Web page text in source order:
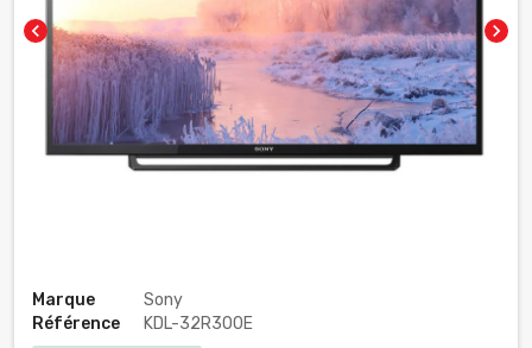
chevron_left chevron_right
Marque
Sony
Référence
KDL-32R300E